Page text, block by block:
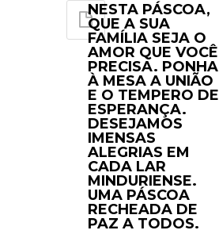
NESTA PÁSCOA,
QUE A SUA
FAMÍLIA SEJA O
AMOR QUE VOCÊ
PRECISA. PONHA
À MESA A UNIÃO
E O TEMPERO DE
ESPERANÇA.
DESEJAMOS
IMENSAS
ALEGRIAS EM
CADA LAR
MINDURIENSE.
UMA PÁSCOA
RECHEADA DE
PAZ A TODOS.